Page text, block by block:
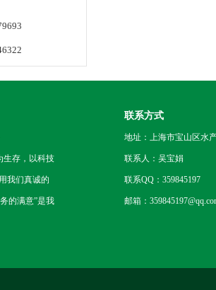
生存，以科技
我们真诚的
的满意”是我
联系方式
地址：上海市宝山区水
联系人：吴宝娟
联系QQ：359845197
邮箱：